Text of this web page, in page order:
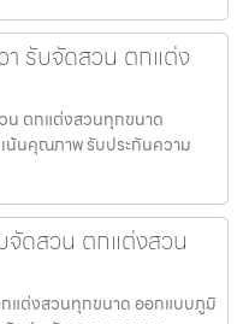
รับจัดสวน ตกแต่ง
น ตกแต่งสวนทุกขนาด
น้นคุณภาพ รับประกันความ
ดสวน ตกแต่งสวน
แต่งสวนทุกขนาด ออกแบบภูมิ